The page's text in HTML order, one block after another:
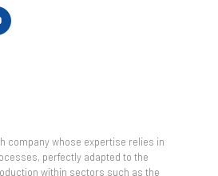
company whose expertise relies in
perfectly adapted to the
within sectors such as the